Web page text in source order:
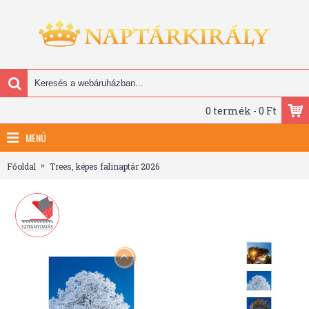
0 termék - 0 Ft
MENÜ
Főoldal Trees, képes falinaptár 2026